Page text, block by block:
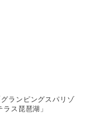
グランピングスパリゾ
ス琵琶湖」